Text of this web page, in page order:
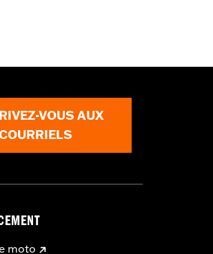
VOUS AUX
moto